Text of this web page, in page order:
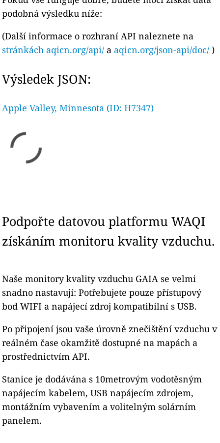
podobná výsledku níže:
(Další informace o rozhraní API naleznete na
stránkách aqicn.org/api/ a aqicn.org/json-api/doc/ )
Výsledek JSON:
Apple Valley, Minnesota (ID: H7347)
Podpořte datovou platformu WAQI
získáním monitoru kvality vzduchu.
Naše monitory kvality vzduchu GAIA se velmi
snadno nastavují: Potřebujete pouze přístupový
bod WIFI a napájecí zdroj kompatibilní s USB.
Po připojení jsou vaše úrovně znečištění vzduchu v
reálném čase okamžitě dostupné na mapách a
prostřednictvím API.
Stanice je dodávána s 10metrovým vodotěsným
napájecím kabelem, USB napájecím zdrojem,
montážním vybavením a volitelným solárním
panelem.